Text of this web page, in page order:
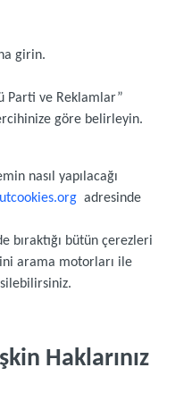
girin.
Parti ve Reklamlar”
göre belirleyin.
nasıl yapılacağı
adresinde
bütün çerezleri
arama motorları ile
Haklarınız